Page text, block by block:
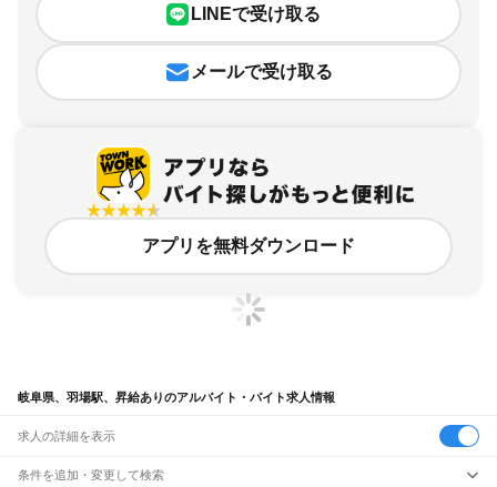
LINEで受け取る
メールで受け取る
アプリを無料ダウンロード
岐阜県、羽場駅、昇給ありのアルバイト・バイト求人情報
求人の詳細を表示
条件を追加・変更して検索